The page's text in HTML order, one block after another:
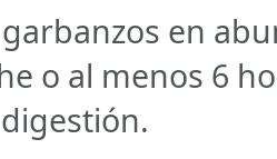
en
o al menos 6